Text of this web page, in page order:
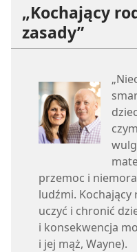
„Kochający
zasady”
przemoc i
ludźmi. Kochający
uczyć i chronić
i konsekwencja
i jej mąż, Wayne).